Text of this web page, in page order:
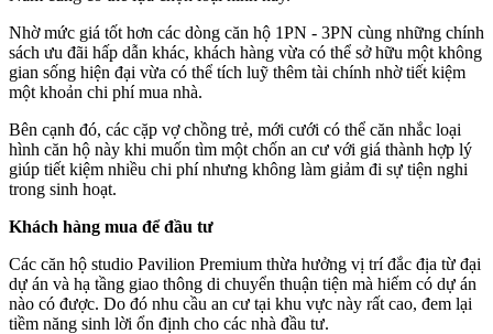
Nhờ mức giá tốt hơn các dòng căn hộ 1PN - 3PN cùng những chính
sách ưu đãi hấp dẫn khác, khách hàng vừa có thể sở hữu một không
gian sống hiện đại vừa có thể tích luỹ thêm tài chính nhờ tiết kiệm
một khoản chi phí mua nhà.
Bên cạnh đó, các cặp vợ chồng trẻ, mới cưới có thể căn nhắc loại
hình căn hộ này khi muốn tìm một chốn an cư với giá thành hợp lý
giúp tiết kiệm nhiều chi phí nhưng không làm giảm đi sự tiện nghi
trong sinh hoạt.
Khách hàng mua để đầu tư
Các căn hộ studio Pavilion Premium thừa hưởng vị trí đắc địa từ đại
dự án và hạ tầng giao thông di chuyển thuận tiện mà hiếm có dự án
nào có được. Do đó nhu cầu an cư tại khu vực này rất cao, đem lại
tiềm năng sinh lời ổn định cho các nhà đầu tư.